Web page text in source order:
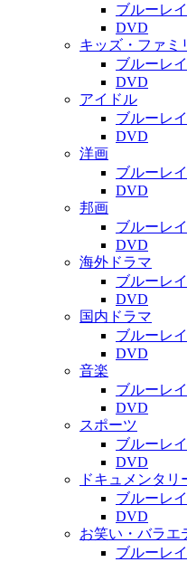
ブルーレ
DVD
キッズ・ファミ
ブルーレ
DVD
アイドル
ブルーレ
DVD
洋画
ブルーレ
DVD
邦画
ブルーレ
DVD
海外ドラマ
ブルーレ
DVD
国内ドラマ
ブルーレ
DVD
音楽
ブルーレ
DVD
スポーツ
ブルーレ
DVD
ドキュメンタリ
ブルーレ
DVD
お笑い・バラエ
ブルーレ